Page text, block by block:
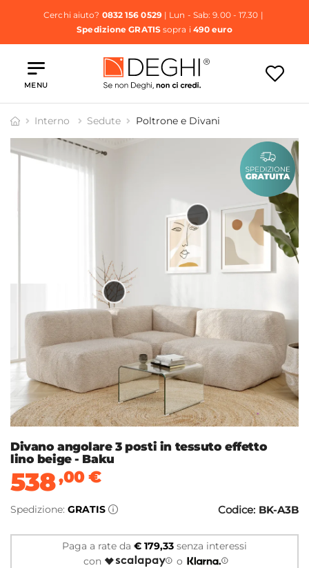
Cerchi aiuto? 0832 156 0529| Lun - Sab: 9.00 - 17.30 |
Spedizione GRATISsopra i 490 euro
MENU
Interno Sedute Poltrone e Divani
Divano angolare 3 posti in tessuto effetto
lino beige - Baku
538,00€
Spedizione: GRATIS Codice: BK-A3B
Paga a rate da € 179,33 senza interessi
con
o